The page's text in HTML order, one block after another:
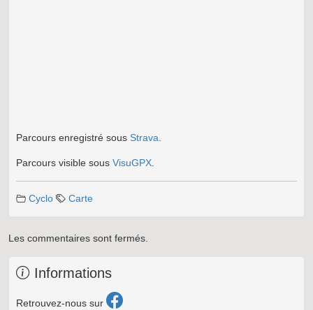
Parcours enregistré sous Strava
Parcours visible sous VisuGPX
Cyclo Carte
Les commentaires sont fermés.
Informations
Retrouvez-nous sur